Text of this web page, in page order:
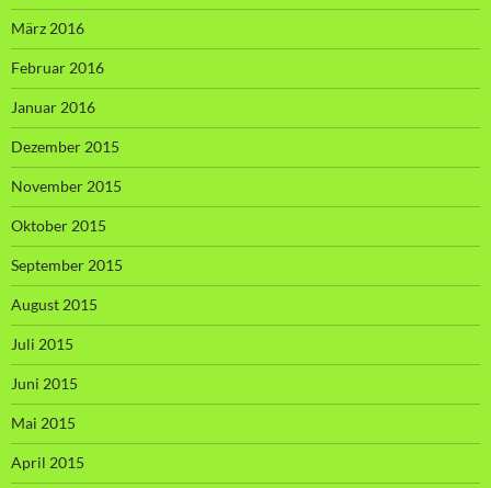
März 2016
Februar 2016
Januar 2016
Dezember 2015
November 2015
Oktober 2015
September 2015
August 2015
Juli 2015
Juni 2015
Mai 2015
April 2015